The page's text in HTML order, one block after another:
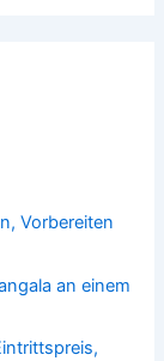
Vorbereiten
an einem